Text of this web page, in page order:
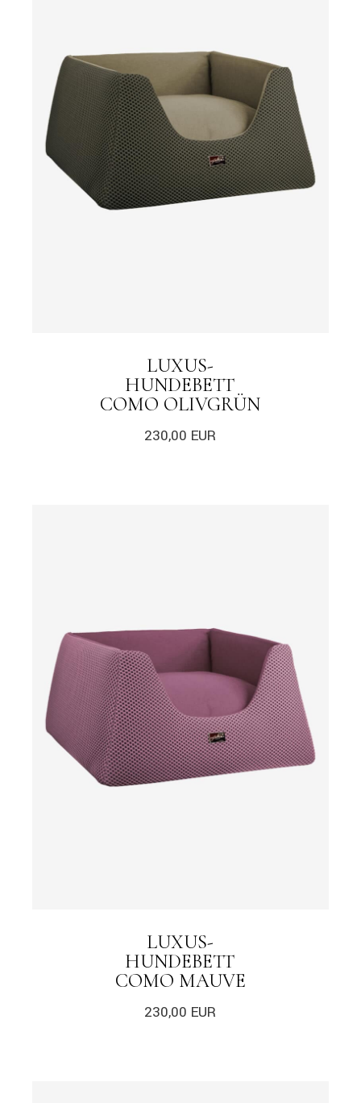
LUXUS-
HUNDEBETT
COMO OLIVGRÜN
230,00 EUR
LUXUS-
HUNDEBETT
COMO MAUVE
230,00 EUR